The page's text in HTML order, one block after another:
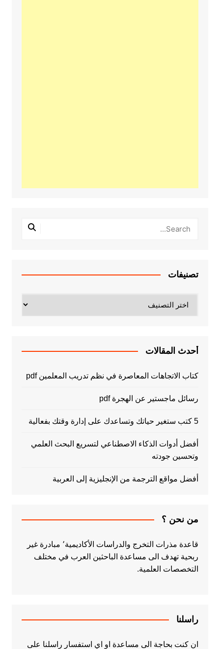
تصنيفات
أحدث المقالات
كتاب الاتجاهات المعاصرة في نظم تدريب المعلمين pdf
رسائل ماجستير عن الهجرة pdf
5 كتب ستغير حياتك وتساعدك على إدارة وقتك بفعالية
أفضل أدوات الذكاء الاصطناعي لتسريع البحث العلمي
وتحسين جودته
أفضل مواقع الترجمة من الإنجليزية إلى العربية
من نحن ؟
قاعدة مذرات التخرج والدراسات الأكاديمية٬ مبادرة غير
ربحية تهدف الى مساعدة الباحثين العرب في مختلف
التخصصات العلمية.
راسلنا
ان كنت بحاجة الى مساعدة او اي استفسار راسلنا على